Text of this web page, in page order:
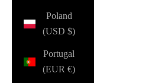
Poland
(USD $)
Portugal
(EUR €)